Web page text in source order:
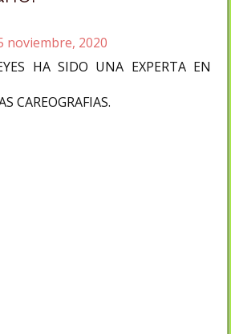
noviembre, 2020
HA SIDO UNA EXPERTA EN
CAREOGRAFIAS.